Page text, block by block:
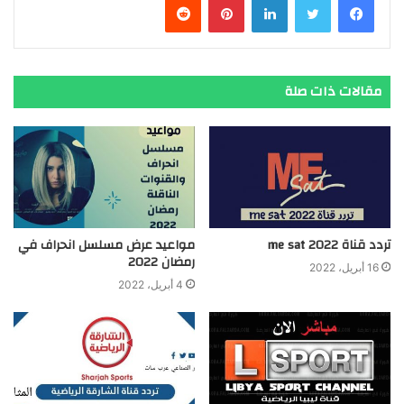
مقالات ذات صلة
تردد قناة me sat 2022
16 أبريل، 2022
مواعيد عرض مسلسل انحراف في
رمضان 2022
4 أبريل، 2022